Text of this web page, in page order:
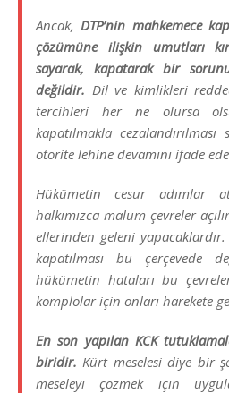
Ancak,DTP’nin mahkemece
çözümüne ilişkin umutları
sayarak, kapatarak bir
değildir. Dil ve kimlikleri
tercihleri her ne olursa
kapatılmakla
otorite lehine devamını ifade
Hükümetin cesur adımlar
halkımızca malum çevreler
ellerinden geleni yapacaklardır.
kapatılması bu çerçevede
hükümetin hataları bu
komplolar için onları harekete
En son yapılan KCK
biridir.Kürt meselesi diye bir
meseleyi çözmek için